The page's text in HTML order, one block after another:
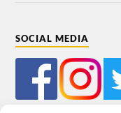
SOCIAL MEDIA